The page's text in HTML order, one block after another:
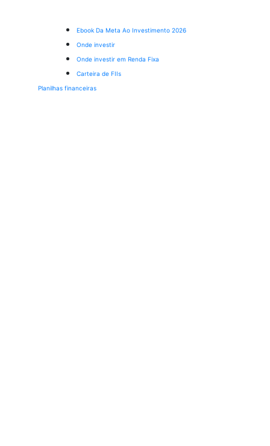
Ebook Da Meta Ao Investimento 2026
Onde investir
Onde investir em Renda Fixa
Carteira de FIIs
Planilhas financeiras